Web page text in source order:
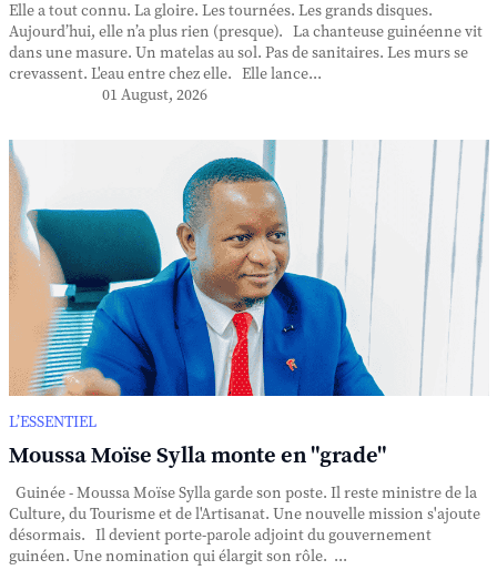
Elle a tout connu. La gloire. Les tournées. Les grands disques.
Aujourd’hui, elle n’a plus rien (presque). La chanteuse guinéenne vit
dans une masure. Un matelas au sol. Pas de sanitaires. Les murs se
crevassent. L'eau entre chez elle. Elle lance...
01 August, 2026
L’ESSENTIEL
Moussa Moïse Sylla monte en "grade"
Guinée - Moussa Moïse Sylla garde son poste. Il reste ministre de la
Culture, du Tourisme et de l'Artisanat. Une nouvelle mission s'ajoute
désormais. Il devient porte-parole adjoint du gouvernement
guinéen. Une nomination qui élargit son rôle. ...